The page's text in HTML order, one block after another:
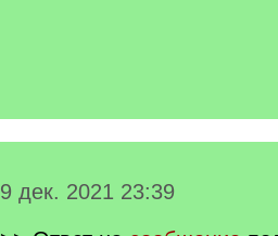
9 дек. 2021 23:39